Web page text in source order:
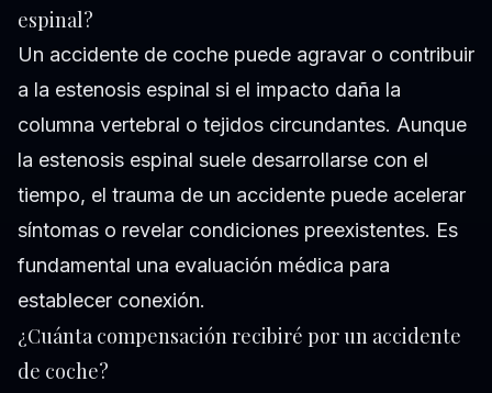
espinal?
Un accidente de coche puede agravar o contribuir
a la estenosis espinal si el impacto daña la
columna vertebral o tejidos circundantes. Aunque
la estenosis espinal suele desarrollarse con el
tiempo, el trauma de un accidente puede acelerar
síntomas o revelar condiciones preexistentes. Es
fundamental una evaluación médica para
establecer conexión.
¿Cuánta compensación recibiré por un accidente
de coche?